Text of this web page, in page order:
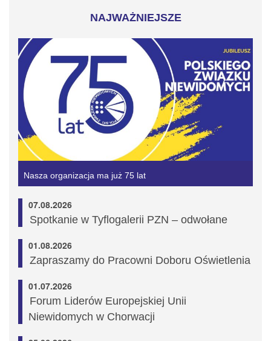
NAJWAŻNIEJSZE
Nasza organizacja ma już 75 lat
07.08.2026
Spotkanie w Tyflogalerii PZN – odwołane
01.08.2026
Zapraszamy do Pracowni Doboru Oświetlenia
01.07.2026
Forum Liderów Europejskiej Unii
Niewidomych w Chorwacji